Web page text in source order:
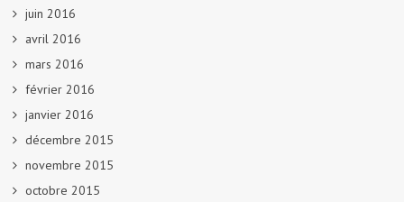
juin 2016
avril 2016
mars 2016
février 2016
janvier 2016
décembre 2015
novembre 2015
octobre 2015